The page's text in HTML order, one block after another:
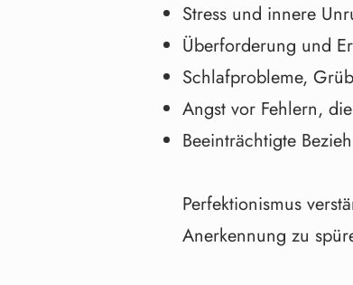
Stress und innere
Überforderung und
Schlafprobleme,
Angst vor Fehlern,
Beeinträchtigte
Perfektionismus
Anerkennung zu